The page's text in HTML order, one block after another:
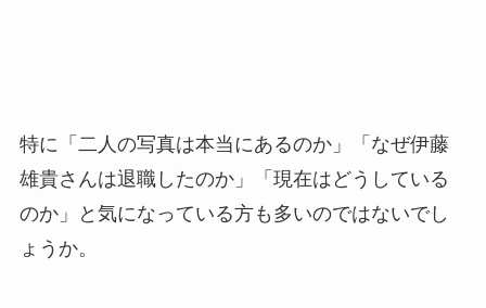
特に「二人の写真は本当にあるのか」「なぜ伊藤
雄貴さんは退職したのか」「現在はどうしている
のか」と気になっている方も多いのではないでし
ょうか。